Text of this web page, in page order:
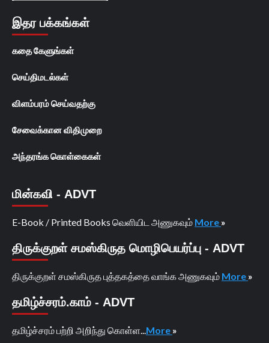
இதர பக்கங்கள்
கதை கேளுங்கள்
செய்திமடல்கள்
விளம்பரம் செய்வதற்கு
சேவைக்கான விதிமுறை
அந்தரங்க கொள்கைகள்
மின்கவி - ADVT
E-Book / Printed Books வெளியிட அணுகவும் More »
திருக்குறள் சமஸ்கிருத மொழிபெயர்ப்பு - ADVT
திருக்குறள் சமஸ்கிருத புத்தகத்தை வாங்க அணுகவும் More »
தமிழ்ச்சரம்.காம் - ADVT
தமிழ்ச்சரம் பற்றி அறிந்து கொள்ள... More »